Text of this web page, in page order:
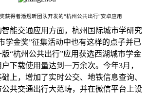
获得者潘煜昕团队开发的“杭州公共出行”安卓应用
能交通应用方面，杭州国际城市学研究
学金奖”征集活动中也有这样的点子并已
“杭州公共出行”应用获选西湖城市学金
下载使用量达到一万余次。今年3月，
上，增加了实时公交、地铁信息查询、
共交通出行大范畴，并在微信平台上设